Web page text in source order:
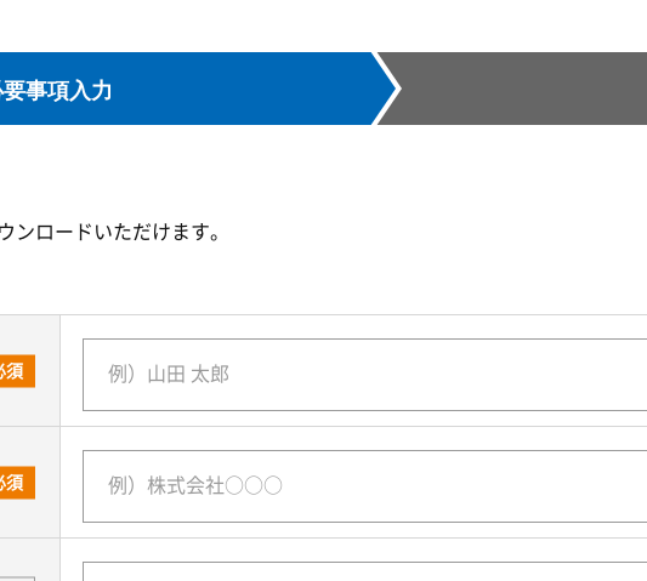
要事項入力
ンロードいただけます。
須
須